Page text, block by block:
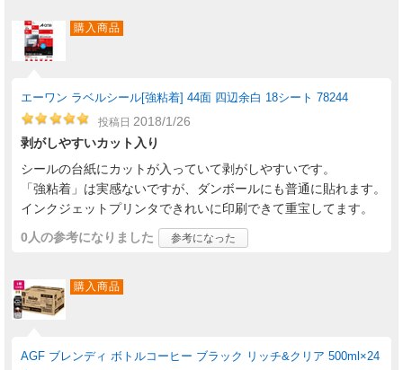
購入商品
エーワン ラベルシール[強粘着] 44面 四辺余白 18シート 78244
投稿日 2018/1/26
剥がしやすいカット入り
シールの台紙にカットが入っていて剥がしやすいです。
「強粘着」は実感ないですが、ダンボールにも普通に貼れます。
インクジェットプリンタできれいに印刷できて重宝してます。
0人の参考になりました 参考になった
購入商品
AGF ブレンディ ボトルコーヒー ブラック リッチ&クリア 500ml×24